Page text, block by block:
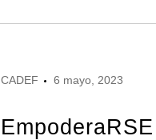
CADEF 6 mayo, 2023